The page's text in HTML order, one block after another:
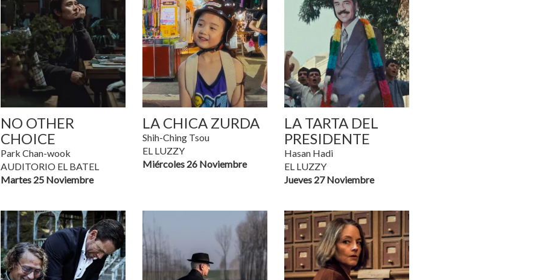
NO OTHER
CHOICE
Park Chan-wook
AUDITORIO EL BATEL
Martes 25 Noviembre
LA CHICA ZURDA
Shih-Ching Tsou
EL LUZZY
Miércoles 26 Noviembre
LA TARTA DEL
PRESIDENTE
Hasan Hadi
EL LUZZY
Jueves 27 Noviembre